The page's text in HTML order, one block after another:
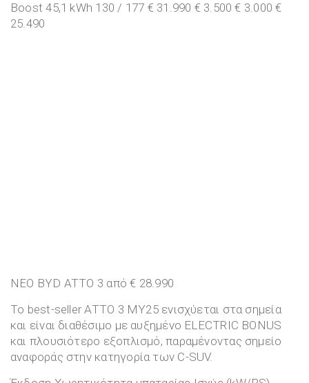
Boost 45,1 kWh 130 / 177 € 31.990 € 3.500 € 3.000 €
25.490
ΝΕΟ BYD ATTO 3 από € 28.990
Το best-seller ATTO 3 MY25 ενισχύεται στα σημεία
και είναι διαθέσιμο με αυξημένο ELECTRIC BONUS
και πλουσιότερο εξοπλισμό, παραμένοντας σημείο
αναφοράς στην κατηγορία των C-SUV.